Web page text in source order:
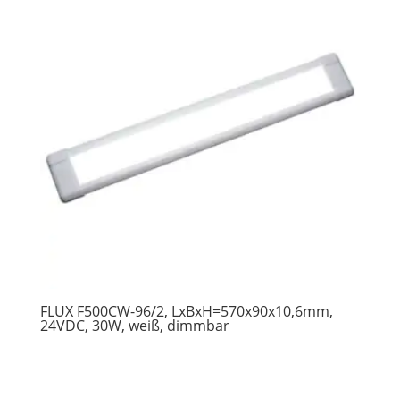
FLUX F500CW-96/2, LxBxH=570x90x10,6mm,
24VDC, 30W, weiß, dimmbar